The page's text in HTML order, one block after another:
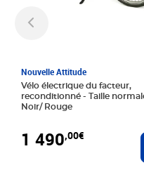
Nouvelle Attitude
Vélo électrique du facteur,
reconditionné - Taille normale -
Noir/ Rouge
1 490,00€